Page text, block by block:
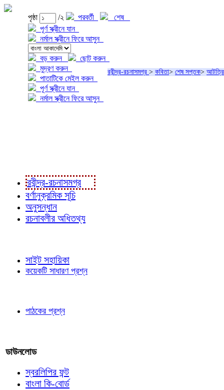
পৃষ্ঠা /২ পরবর্তী
শেষ
পূর্ণ স্ক্রীনে যান
নর্মাল স্ক্রীনে ফিরে আসুন
বড় করুন
ছোট করুন
মুদ্রণ করুন
পাতাটিকে মেইল করুন
পূর্ণ স্ক্রীনে যান
নর্মাল স্ক্রীনে ফিরে আসুন
রবীন্দ্র-রচনাসমগ্র > কবিতা> শেষ সপ্তক>
রবীন্দ্র-রচনাসমগ্র
বর্ণানুক্রমিক সূচি
অনুসন্ধান
রচনাবলীর অধিতথ্য
সাইট সহায়িকা
কয়েকটি সাধারণ প্রশ্ন
পাঠকের প্রশ্ন
ডাউনলোড
স্বরলিপির ফন্ট
বাংলা কি-বোর্ড